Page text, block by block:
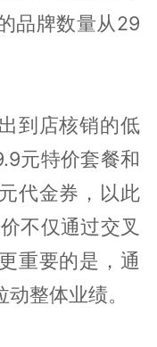
品牌数量从29
到店核销的低
元特价套餐和
代金券，以此
不仅通过交叉
重要的是，通
整体业绩。